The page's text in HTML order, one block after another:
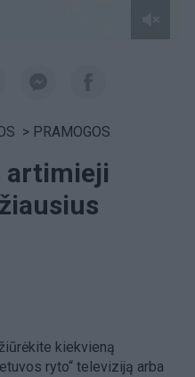
> PRAMOGOS
artimieji
žiūrėkite kiekvieną
ryto“ televiziją arba